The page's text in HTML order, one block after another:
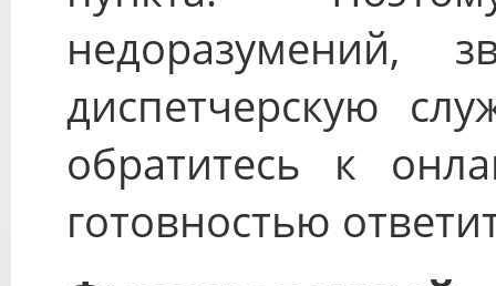
недоразумений,
диспетчерскую
обратитесь к
готовностью